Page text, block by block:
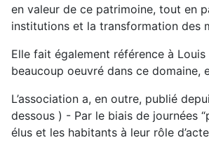
en valeur de ce patrimoine, tout en
institutions et la transformation des
Elle fait également référence à
beaucoup oeuvré dans ce domaine,
L’association a, en outre, publié
dessous ) - Par le biais de journées
élus et les habitants à leur rôle